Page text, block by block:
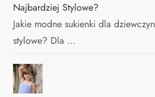
Najbardziej Stylowe?
Jakie modne sukienki dla
stylowe? Dla …